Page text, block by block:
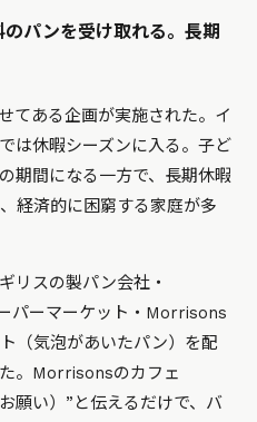
パンを受け取れる。長期
てある企画が実施された。イ
は休暇シーズンに入る。子ど
期間になる一方で、長期休暇
経済的に困窮する家庭が多
リスの製パン会社・
パーマーケット・Morrisons
（気泡があいたパン）を配
。Morrisonsのカフェ
願い）”と伝えるだけで、バ